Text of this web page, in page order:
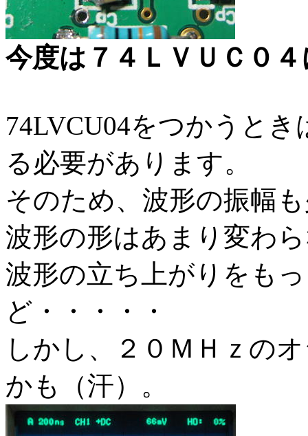
今度は７４ＬＶＵＣ０
74LVCU04をつかうと
る必要があります。
そのため、波形の振幅
波形の形はあまり変わ
波形の立ち上がりをも
ど・・・・・
しかし、２０ＭＨｚの
かも（汗）。